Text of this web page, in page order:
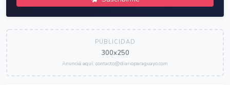
PUBLICIDAD
300x250
Anunciá aquí: contacto@diarioparaguayo.com